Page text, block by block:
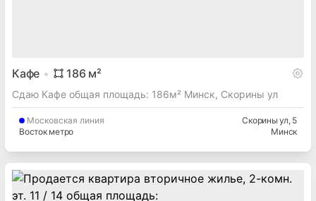
Кафе 186м²
Сдаю Кафе общая площадь: 186м² Минск, Скорины ул
Московская линия
Восток метро
Скорины ул, 5
Минск